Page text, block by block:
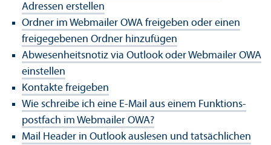
Adressen erstellen
Ordner im Webmailer OWA freigeben oder einen
freigegebenen Ordner hinzufügen
Abwesenheits­notiz via Outlook oder Webmailer OWA
einstellen
Kontakte freigeben
Wie schreibe ich eine E-Mail aus einem Funktions­
postfach im Webmailer OWA?
Mail Header in Outlook auslesen und tatsächlichen